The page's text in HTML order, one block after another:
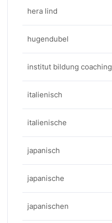
hera lind
hugendubel
institut bildung coaching
italienisch
italienische
japanisch
japanische
japanischen